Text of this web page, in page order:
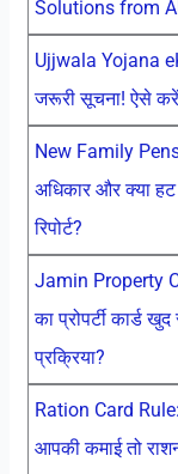
Solutions from
Ujjwala Yojana
जरूरी सूचना! ऐसे
New Family
अधिकार और क्या हट
रिपोर्ट?
Jamin Property
का प्रोपर्टी कार्ड
प्रक्रिया?
Ration Card
आपकी कमाई तो